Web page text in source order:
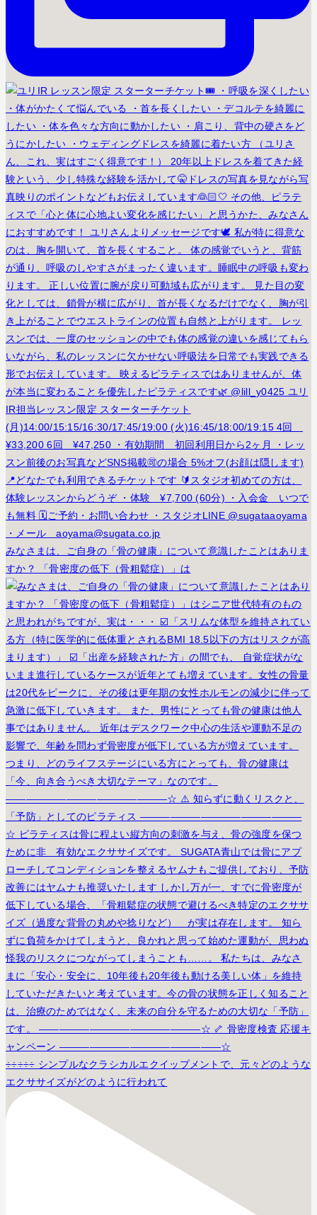
みなさまは、ご自身の「骨の健康」について意識したことはありま
すか？ 「骨密度の低下（骨粗鬆症）」は
÷÷÷÷÷ シンプルなクラシカルエクイップメントで、元々どのような
エクササイズがどのように行われて